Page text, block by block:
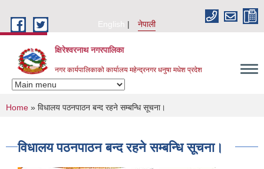
English
नेपाली
क्षिरेश्वरनाथ नगरपालिका
नगर कार्यपालिकाको कार्यालय महेन्द्रनगर धनुषा मधेश प्रदेश
You are here
Home » विधालय पठनपाठन बन्द रहने सम्बन्धि सूचना।
विधालय पठनपाठन बन्द रहने सम्बन्धि सूचना।